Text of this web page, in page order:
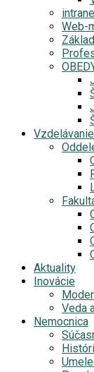
Web-
Vzdelávanie
Aktuality
Inovácie
Veda
Nemocnica